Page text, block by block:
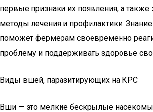
первые признаки их появления, а
методы лечения и профилактики. Знание
поможет фермерам своевременно
проблему и поддерживать здоровье
Виды вшей, паразитирующих на КРС
Вши — это мелкие бескрылые